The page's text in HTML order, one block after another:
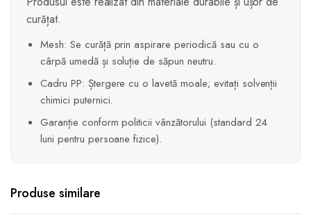
curățat.
Mesh: Se curăță prin aspirare periodică sau cu o
cârpă umedă și soluție de săpun neutru.
Cadru PP: Ștergere cu o lavetă moale; evitați solvenții
chimici puternici.
Garanție conform politicii vânzătorului (standard 24
luni pentru persoane fizice).
Produse similare